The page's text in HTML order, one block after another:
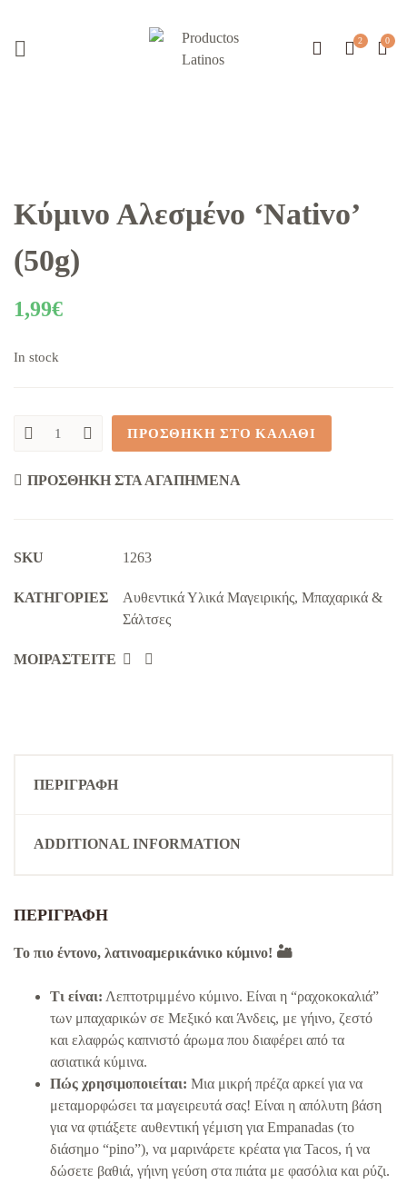
Κύμινο Αλεσμένο ‘Nativo’
(50g)
1,99€
In stock
Κύμινο
(50g)
ΠΡΟΣΘΉΚΗ ΣΤΟ ΚΑΛΆΘΙ
ΠΡΟΣΘΉΚΗ ΣΤΑ ΑΓΑΠΗΜΈΝΑ
SKU 1263
KΑΤΗΓΟΡΊΕΣ Αυθεντικά Υλικά Μαγειρικής, Μπαχαρικά &
Σάλτσες
ΜΟΙΡΑΣΤΕΊΤΕ
ΠΕΡΙΓΡΑΦΉ
ADDITIONAL INFORMATION
ΠΕΡΙΓΡΑΦΉ
Το πιο έντονο, λατινοαμερικάνικο κύμινο! 🏜️
Τι είναι: Λεπτοτριμμένο κύμινο. Είναι η “ραχοκοκαλιά”
των μπαχαρικών σε Μεξικό και Άνδεις, με γήινο, ζεστό
και ελαφρώς καπνιστό άρωμα που διαφέρει από τα
ασιατικά κύμινα.
Πώς χρησιμοποιείται: Μια μικρή πρέζα αρκεί για να
μεταμορφώσει τα μαγειρευτά σας! Είναι η απόλυτη βάση
για να φτιάξετε αυθεντική γέμιση για Empanadas (το
διάσημο “pino”), να μαρινάρετε κρέατα για Tacos, ή να
δώσετε βαθιά, γήινη γεύση στα πιάτα με φασόλια και ρύζι.